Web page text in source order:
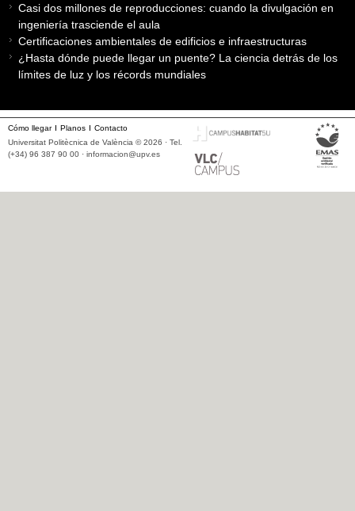
Casi dos millones de reproducciones: cuando la divulgación en
ingeniería trasciende el aula
Certificaciones ambientales de edificios e infraestructuras
¿Hasta dónde puede llegar un puente? La ciencia detrás de los
límites de luz y los récords mundiales
Cómo llegar Planos
Contacto
Universitat Politècnica de València © 2026 · Tel.
(+34) 96 387 90 00 · informacion@upv.es